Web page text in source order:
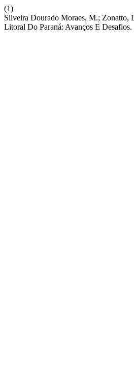
(1)
Silveira Dourado Moraes, M.; Zonatto,
Litoral Do Paraná: Avanços E Desafios.